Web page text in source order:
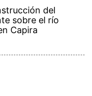
del
sobre el río
Capira